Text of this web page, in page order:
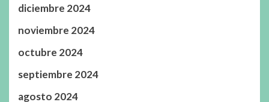
diciembre 2024
noviembre 2024
octubre 2024
septiembre 2024
agosto 2024